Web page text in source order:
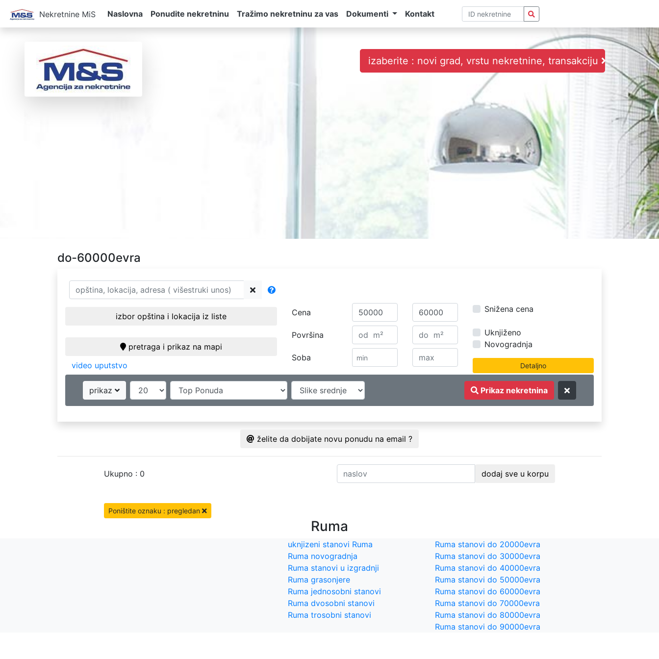
Nekretnine MiS Naslovna Ponudite nekretninu Tražimo nekretninu za vas Dokumenti Kontakt
izaberite : novi grad, vrstu nekretnine, transakciju
do-60000evra
izbor opština i lokacija iz liste
pretraga i prikaz na mapi
video uputstvo
Cena
Površina
Soba
Snižena cena
Uknjiženo
Novogradnja
prikaz Prikaz nekretnina
želite da dobijate novu ponudu na email ?
Ukupno : 0 dodaj sve u korpu
Poništite oznaku : pregledan
Ruma
uknjizeni stanovi Ruma
Ruma novogradnja
Ruma stanovi u izgradnji
Ruma grasonjere
Ruma jednosobni stanovi
Ruma dvosobni stanovi
Ruma trosobni stanovi
Ruma stanovi do 20000evra
Ruma stanovi do 30000evra
Ruma stanovi do 40000evra
Ruma stanovi do 50000evra
Ruma stanovi do 60000evra
Ruma stanovi do 70000evra
Ruma stanovi do 80000evra
Ruma stanovi do 90000evra